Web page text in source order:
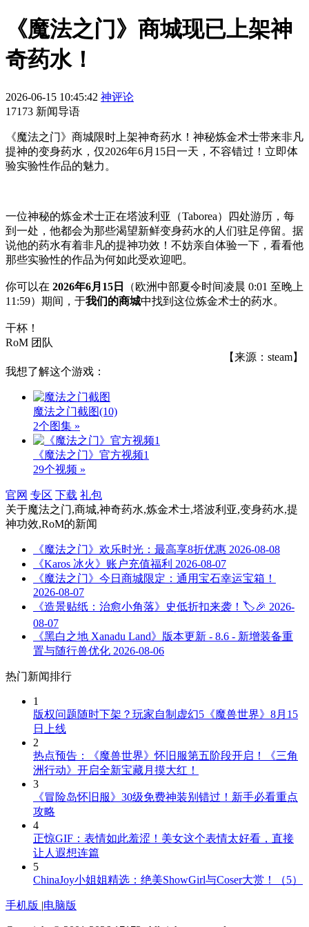
《魔法之门》商城现已上架神
奇药水！
2026-06-15 10:45:42 神评论
17173 新闻导语
《魔法之门》商城限时上架神奇药水！神秘炼金术士带来非凡
提神的变身药水，仅2026年6月15日一天，不容错过！立即体
验实验性作品的魅力。
一位神秘的炼金术士正在塔波利亚（Taborea）四处游历，每
到一处，他都会为那些渴望新鲜变身药水的人们驻足停留。据
说他的药水有着非凡的提神功效！不妨亲自体验一下，看看他
那些实验性的作品为何如此受欢迎吧。
你可以在 2026年6月15日
（欧洲中部夏令时间凌晨 0:01 至晚上
11:59）期间，于我们的商城中找到这位炼金术士的药水。
干杯！
RoM 团队
【来源：steam】
我想了解这个游戏：
魔法之门截图(10)
2个图集 »
《魔法之门》官方视频1
29个视频 »
官网 专区 下载 礼包
关于魔法之门,商城,神奇药水,炼金术士,塔波利亚,变身药水,提
神功效,RoM的新闻
《魔法之门》欢乐时光：最高享8折优惠 2026-08-08
《Karos 冰火》账户充值福利 2026-08-07
《魔法之门》今日商城限定：通用宝石幸运宝箱！
2026-08-07
《造景贴纸：治愈小角落》史低折扣来袭！🏷️🎉 2026-
08-07
《黑白之地 Xanadu Land》版本更新 - 8.6 - 新增装备重
置与随行兽优化 2026-08-06
热门新闻排行
1
版权问题随时下架？玩家自制虚幻5《魔兽世界》8月15
日上线
2
热点预告：《魔兽世界》怀旧服第五阶段开启！《三角
洲行动》开启全新宝藏月摸大红！
3
《冒险岛怀旧服》30级免费神装别错过！新手必看重点
攻略
4
正惊GIF：表情如此羞涩！美女这个表情太好看，直接
让人遐想连篇
5
ChinaJoy小姐姐精选：绝美ShowGirl与Coser大赏！（5）
手机版 |电脑版